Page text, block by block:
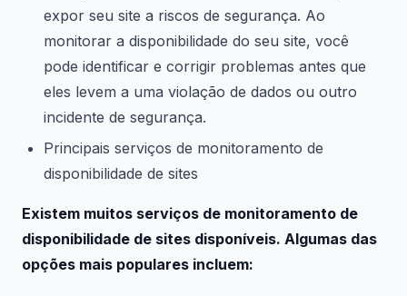
expor seu site a riscos de segurança. Ao
monitorar a disponibilidade do seu site, você
pode identificar e corrigir problemas antes que
eles levem a uma violação de dados ou outro
incidente de segurança.
Principais serviços de monitoramento de
disponibilidade de sites
Existem muitos serviços de monitoramento de
disponibilidade de sites disponíveis. Algumas das
opções mais populares incluem: